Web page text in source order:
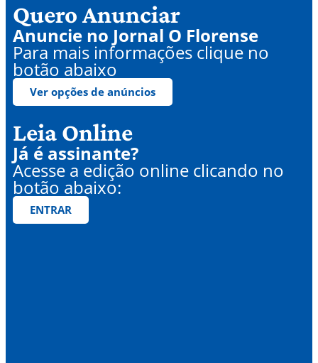
Quero Anunciar
Anuncie no Jornal O Florense
Para mais informações clique no
botão abaixo
Ver opções de anúncios
Leia Online
Já é assinante?
Acesse a edição online clicando no
botão abaixo:
ENTRAR